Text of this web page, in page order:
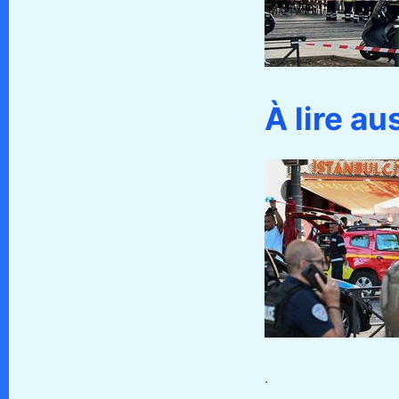
À lire
.